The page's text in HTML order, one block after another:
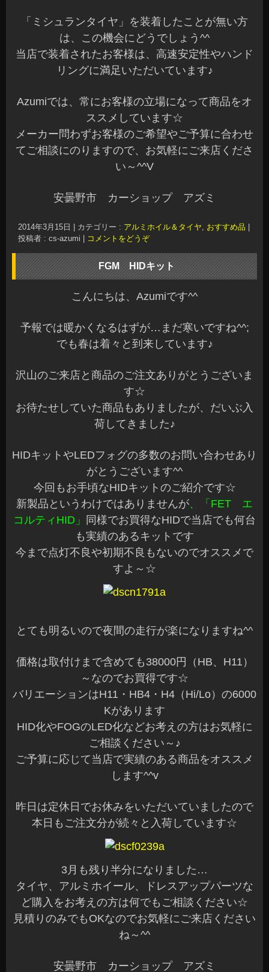
「ミシュランタイヤ」を装着したことが無い方
は、この機会にどうでしょう^^
当店で装着されたお客様は、高速安定性やハンド
リングに満足いただいています♪
Azumiでは、常にお客様の立場になって商品をオ
ススメしています☆
メーカー問わずお客様のご希望やご予算に合わせ
てご相談にのりますので、お気軽にご来店くださ
い～^^V
安曇野市 カーショップ アズミ
2014年3月15日 カテゴリー : アルミホイル＆タイヤ, おすすめ品
投稿者 : cs-azumi
コメントをどうぞ
FGM HIDキット
こんにちは、Azumiです^^
予報では暖かくなるはずが…まだ寒いですね^^;
でも春は着々と到来しています♪
沢山のご来店と商品のご注文ありがとうございま
す☆
お待たせしていた商品もありましたが、だいぶ入
荷してきました♪
HIDキットやLEDフォグの多数のお問い合わせあり
がとうございます^^
今回もお手頃なHIDキットのご紹介です☆
新製品というわけではありませんが、「FET エ
コルティHID」
同様でお買得なHIDで当店でも何台
も実績のあるキットです
今まで点灯不良や初期不良もないのでオススメで
すよ～☆
とても明るいので夜間の走行が楽になりますね^^
価格は取付けまで含めても38000円（HB、H11）
～なのでお買得です☆
バリエーションはH11・HB4・H4（Hi/Lo）の6000
Kがあります
HID化やFOGのLED化などお考えの方はお気軽に
ご相談ください～♪
ご予算に応じて当店で実績のある商品をオススメ
します^^v
昨日は定休日でお休みをいただいていましたので
本日もご注文分が続々と入荷しています☆
3月も残り半分になりました…
タイヤ、アルミホイール、ドレスアップパーツな
ど購入をお考えの方は何でもご相談ください☆
見積りのみでもOKなのでお気軽にご来店ください
ね～^^
安曇野市 カーショップ アズミ